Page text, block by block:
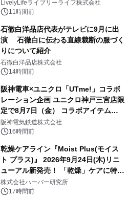
LivelyLifeライブリーライフ株式会社
11時間前
石徹白洋品店代表がテレビに9月に出
演 石徹白に伝わる直線裁断の服づく
りについて紹介
石徹白洋品店株式会社
14時間前
阪神電車×ユニクロ「UTme!」コラボ
レーション企画 ユニクロ神戸三宮店限
定で8月7日（金） コラボアイテムが
発売決定！
阪神電気鉄道株式会社
16時間前
乾燥ケアライン『Moist Plus(モイス
ト プラス)』 2026年9月24日(木)リニ
ューアル新発売！ 「乾燥」ケアに特化
し、ライン使いで潤いに満ちた肌へ
株式会社ハーバー研究所
17時間前